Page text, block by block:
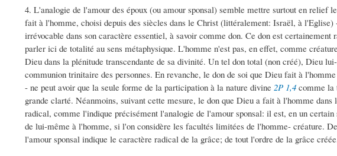
4. L'analogie de l'amour des époux (ou amour sponsal) semble mettre surtout en relief
fait à l'homme, choisi depuis des siècles dans le Christ (littéralement: Israël, à
irrévocable dans son caractère essentiel, à savoir comme don. Ce don est certainement
parler ici de totalité au sens métaphysique. L'homme n'est pas, en effet, comme
Dieu dans la plénitude transcendante de sa divinité. Un tel don total (non créé), Dieu
communion trinitaire des personnes. En revanche, le don de soi que Dieu fait à
- ne peut avoir que la seule forme de la participation à la nature divine 2P 1,4 comme la
grande clarté. Néanmoins, suivant cette mesure, le don que Dieu a fait à l'homme dans
radical, comme l'indique précisément l'analogie de l'amour sponsal: il est, en un certain
de lui-même à l'homme, si l'on considère les facultés limitées de l'homme- créature.
l'amour sponsal indique le caractère radical de la grâce; de tout l'ordre de la grâce